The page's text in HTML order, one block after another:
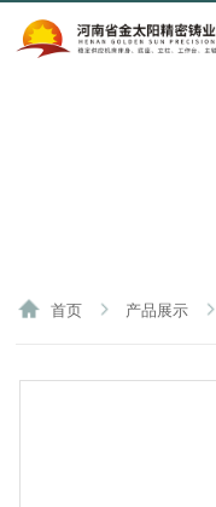
首页 产品展示